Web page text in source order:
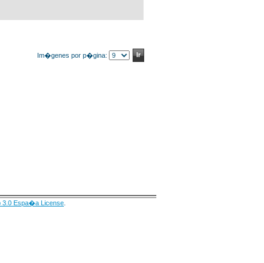
Im�genes por p�gina:
3.0 Espa�a License